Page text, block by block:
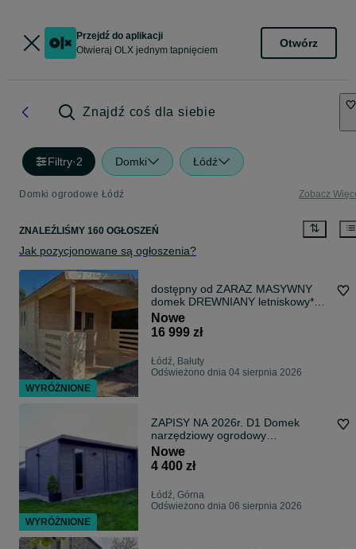
Przejdź do aplikacji
Otwieraj OLX jednym tapnięciem
Otwórz
Znajdź coś dla siebie
Filtry·2 Domki Łódź
Domki ogrodowe Łódź Zobacz
ZNALEŹLIŚMY 160 OGŁOSZEŃ
Jak pozycjonowane są ogłoszenia?
dostępny od ZARAZ MASYWNY
domek DREWNIANY letniskowy*6m
x4m*24m2* 34mm
Nowe
16 999 zł
Łódź, Bałuty
Odświeżono dnia 04 sierpnia 2026
ZAPISY NA 2026r. D1 Domek
narzędziowy ogrodowy
gospodarczy na Wymiar
Nowe
4 400 zł
Łódź, Górna
Odświeżono dnia 06 sierpnia 2026
WYRÓŻNIONE
WYRÓŻNIONE